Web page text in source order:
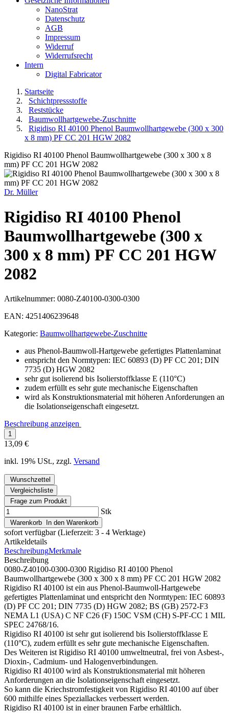
NanoStrat
Datenschutz
AGB
Impressum
Widerruf
Widerrufsrecht
Intern
Digital Fabricator
Startseite
Schichtpressstoffe
Reststücke
Baumwollhartgewebe-Zuschnitte
Rigidiso RI 40100 Phenol Baumwollhartgewebe (300 x 300
x 8 mm) PF CC 201 HGW 2082
Rigidiso RI 40100 Phenol Baumwollhartgewebe (300 x 300 x 8
mm) PF CC 201 HGW 2082
Dr. Müller
Rigidiso RI 40100 Phenol
Baumwollhartgewebe (300 x
300 x 8 mm) PF CC 201 HGW
2082
Artikelnummer: 0080-Z40100-0300-0300
EAN: 4251406239648
Kategorie: Baumwollhartgewebe-Zuschnitte
aus Phenol-Baumwoll-Hartgewebe gefertigtes Plattenlaminat
entspricht den Normtypen: IEC 60893 (D) PF CC 201; DIN
7735 (D) HGW 2082
sehr gut isolierend bis Isolierstoffklasse E (110°C)
zudem erfüllt es sehr gute mechanische Eigenschaften
wird als Konstruktionsmaterial mit höheren Anforderungen an
die Isolationseigenschaft eingesetzt.
Beschreibung anzeigen
13,09 €
inkl. 19% USt., zzgl. Versand
Wunschzettel
Vergleichsliste
Frage zum Produkt
Stk
Warenkorb In den Warenkorb
sofort verfügbar (Lieferzeit: 3 - 4 Werktage)
Artikeldetails
BeschreibungMerkmale
Beschreibung
0080-Z40100-0300-0300 Rigidiso RI 40100 Phenol
Baumwollhartgewebe (300 x 300 x 8 mm) PF CC 201 HGW 2082
Rigidiso RI 40100 ist ein aus Phenol-Baumwoll-Hartgewebe
gefertigtes Plattenlaminat und entspricht den Normtypen: IEC 60893
(D) PF CC 201; DIN 7735 (D) HGW 2082; BS (GB) 2572-F3
NEMA L1 (USA) C NF C26 (F) 150C VSM (CH) S-PF-CC 1 MIL
SPEC 24768/16.
Rigidiso RI 40100 ist sehr gut isolierend bis Isolierstoffklasse E
(110°C), zudem erfüllt es sehr gute mechanische Eigenschaften.
Des Weiteren ist Rigidiso RI 40100 umweltneutral, frei von Asbest-,
Dioxin-, Cadmium- und Halogenverbindungen.
Rigidiso RI 40100 wird als Konstruktionsmaterial mit höheren
Anforderungen an die Isolationseigenschaft eingesetzt.
So kann die Kriechstromfestigkeit von Rigidiso RI 40100 auf über
600 mithilfe eines Speziallackes verbessert werden.
Rigidiso RI 40100 ist in einer braunen Farbe erhältlich.